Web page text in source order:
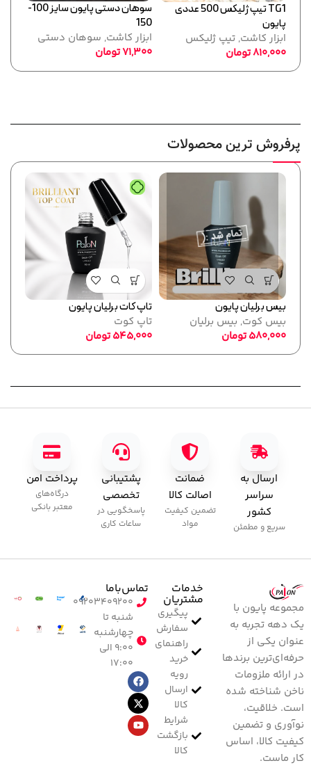
TG1 تیپ ژلیکس 500 عددی
پایون
ابزار کاشت, تیپ ژلیکس
810,000تومان
سوهان دستی پایون سایز 100-
150
ابزار کاشت, سوهان دستی
71,300تومان
پرفروش ترین محصولات
بیس برلیان پایون
بیس کوت, بیس برلیان
580,000تومان
تاپ کات برلیان پایون
تاپ کوت
545,000تومان
ارسال به
سراسر
کشور
سریع و مطمئن
ضمانت
اصالت کالا
تضمین کیفیت
مواد
پشتیبانی
تخصصی
پاسخگویی در
ساعات کاری
پرداخت امن
درگاه‌های
معتبر بانکی
مجموعه پایون با
یک دهه تجربه به
عنوان یکی از
حرفه‌ای‌ترین برندها
در ارائه ملزومات
ناخن شناخته شده
است. خلاقیت،
نوآوری و تضمین
کیفیت کالا، اساس
کار ماست.
خدمات
مشتریان
پیگیری
سفارش
راهنمای
خرید
رویه
ارسال
کالا
شرایط
بازگشت
کالا
تماس‌با‌ما
۰۹۲۰۳۴۰۹۲۰۰
شنبه تا
چهارشنبه
۹:۰۰ الی
۱۷:۰۰